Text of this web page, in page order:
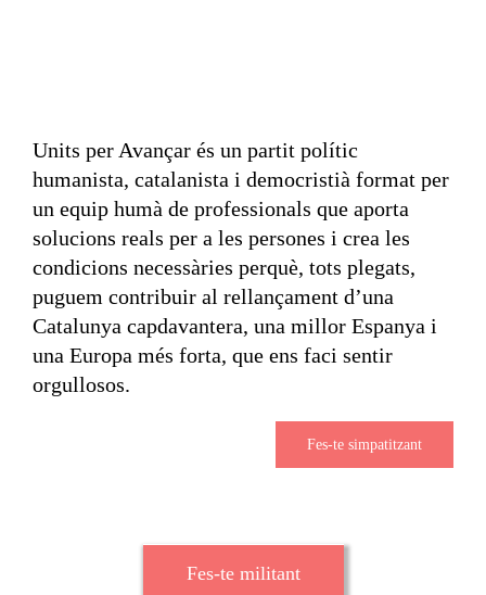
Units per Avançar és un partit polític
humanista, catalanista i democristià format per
un equip humà de professionals que aporta
solucions reals per a les persones i crea les
condicions necessàries perquè, tots plegats,
puguem contribuir al rellançament d’una
Catalunya capdavantera, una millor Espanya i
una Europa més forta, que ens faci sentir
orgullosos.
Fes-te simpatitzant
Fes-te militant